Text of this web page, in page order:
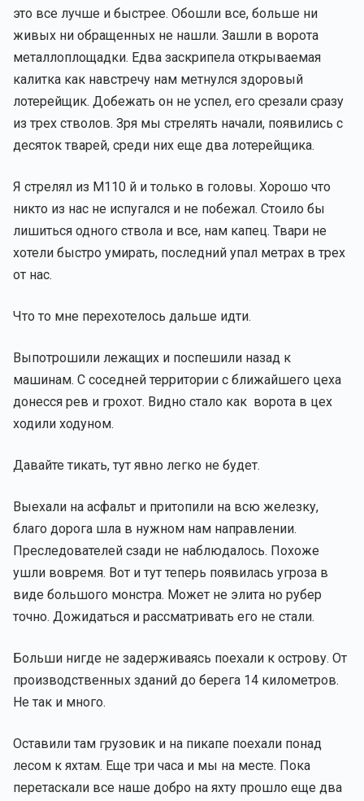
это все лучше и быстрее. Обошли все, больше ни
живых ни обращенных не нашли. Зашли в ворота
металлоплощадки. Едва заскрипела открываемая
калитка как навстречу нам метнулся здоровый
лотерейщик. Добежать он не успел, его срезали сразу
из трех стволов. Зря мы стрелять начали, появились с
десяток тварей, среди них еще два лотерейщика.
Я стрелял из М110 й и только в головы. Хорошо что
никто из нас не испугался и не побежал. Стоило бы
лишиться одного ствола и все, нам капец. Твари не
хотели быстро умирать, последний упал метрах в трех
от нас.
Что то мне перехотелось дальше идти.
Выпотрошили лежащих и поспешили назад к
машинам. С соседней территории с ближайшего цеха
донесся рев и грохот. Видно стало как ворота в цех
ходили ходуном.
Давайте тикать, тут явно легко не будет.
Выехали на асфальт и притопили на всю железку,
благо дорога шла в нужном нам направлении.
Преследователей сзади не наблюдалось. Похоже
ушли вовремя. Вот и тут теперь появилась угроза в
виде большого монстра. Может не элита но рубер
точно. Дожидаться и рассматривать его не стали.
Больши нигде не задерживаясь поехали к острову. От
производственных зданий до берега 14 километров.
Не так и много.
Оставили там грузовик и на пикапе поехали понад
лесом к яхтам. Еще три часа и мы на месте. Пока
перетаскали все наше добро на яхту прошло еще два